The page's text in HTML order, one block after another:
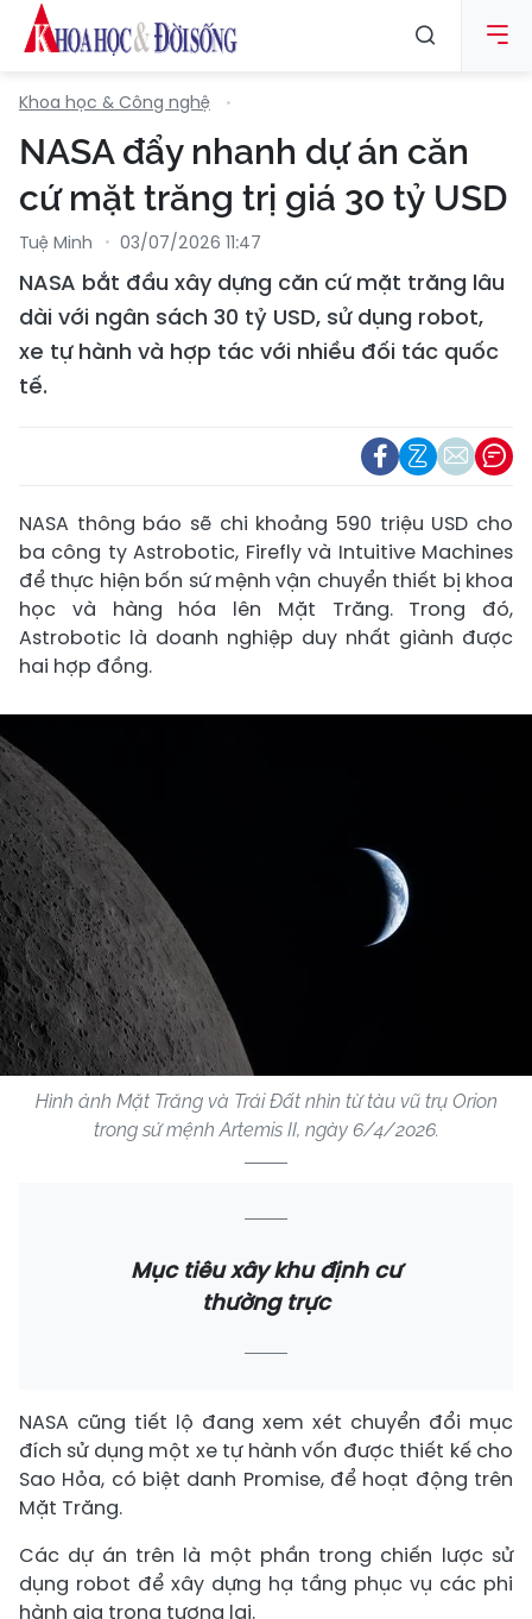
Khoa học & Công nghệ
NASA đẩy nhanh dự án căn
cứ mặt trăng trị giá 30 tỷ USD
Tuệ Minh 03/07/2026 11:47
NASA bắt đầu xây dựng căn cứ mặt trăng lâu
dài với ngân sách 30 tỷ USD, sử dụng robot,
xe tự hành và hợp tác với nhiều đối tác quốc
tế.
NASA thông báo sẽ chi khoảng 590 triệu USD cho
ba công ty Astrobotic, Firefly và Intuitive Machines
để thực hiện bốn sứ mệnh vận chuyển thiết bị khoa
học và hàng hóa lên Mặt Trăng. Trong đó,
Astrobotic là doanh nghiệp duy nhất giành được
hai hợp đồng.
Hình ảnh Mặt Trăng và Trái Đất nhìn từ tàu vũ trụ Orion
trong sứ mệnh Artemis II, ngày 6/4/2026.
Mục tiêu xây khu định cư
thường trực
NASA cũng tiết lộ đang xem xét chuyển đổi mục
đích sử dụng một xe tự hành vốn được thiết kế cho
Sao Hỏa, có biệt danh Promise, để hoạt động trên
Mặt Trăng.
Các dự án trên là một phần trong chiến lược sử
dụng robot để xây dựng hạ tầng phục vụ các phi
hành gia trong tương lai.